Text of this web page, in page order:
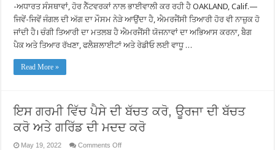
ਦੇ
ਮੌਸਮ
ਲਈ
ਤਿਆਰੀ:
ਬੈਟਰੀ
ਅਤੇ
ਸਥਾਨਕ
ਸਰੋਤਾਂ
ਲੱਭਣਾ
ਪਹੁੰਚ
-ਅਧਾਰਤ ਸੰਸਥਾਵਾਂ, ਹੋਰ ਨੈੱਟਵਰਕਾਂ ਨਾਲ ਭਾਈਵਾਲੀ ਕਰ ਰਹੀ ਹੈ OAKLAND, Calif.—
ਜਿਵੇਂ-ਜਿਵੇਂ ਜੰਗਲ ਦੀ ਅੱਗ ਦਾ ਮੌਸਮ ਨੇੜੇ ਆਉਂਦਾ ਹੈ, ਐਮਰਜੈਂਸੀ ਤਿਆਰੀ ਹੋਰ ਵੀ ਨਾਜ਼ੁਕ ਹੋ
ਜਾਂਦੀ ਹੈ। ਚੰਗੀ ਤਿਆਰੀ ਦਾ ਮਤਲਬ ਹੈ ਐਮਰਜੈਂਸੀ ਯੋਜਨਾਵਾਂ ਦਾ ਅਭਿਆਸ ਕਰਨਾ, ਬੈਗ
ਪੈਕ ਅਤੇ ਤਿਆਰ ਰੱਖਣਾ, ਫਲੈਸ਼ਲਾਈਟਾਂ ਅਤੇ ਰੇਡੀਓ ਲਈ ਵਾਧੂ …
Read More »
ਇਸ ਗਰਮੀ ਵਿੱਚ ਪੈਸੇ ਦੀ ਬੱਚਤ ਕਰੋ, ਊਰਜਾ ਦੀ ਬੱਚਤ
ਕਰੋ ਅਤੇ ਗਰਿੱਡ ਦੀ ਮਦਦ ਕਰੋ
May 19, 2022 Comments Offon